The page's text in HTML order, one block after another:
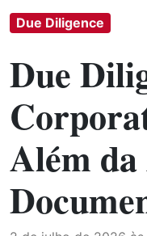
Due Diligence
Due
Além